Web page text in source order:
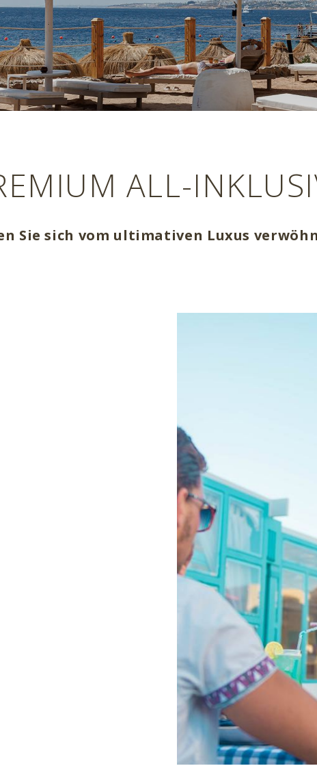
Previous
ALL-
Sie sich vom ultimativen Luxus